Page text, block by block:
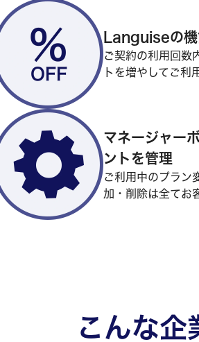
Languiseの
ご契約の利用回数
トを増やしてご利
マネージャー
ントを管理
ご利用中のプラン
加・削除は全てお
こんな企